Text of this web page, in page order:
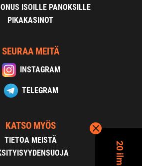
ISOILLE PANOKSILLE
PIKAKASINOT
SEURAA MEITÄ
INSTAGRAM
TELEGRAM
KATSO MYÖS
TIETOA MEISTÄ